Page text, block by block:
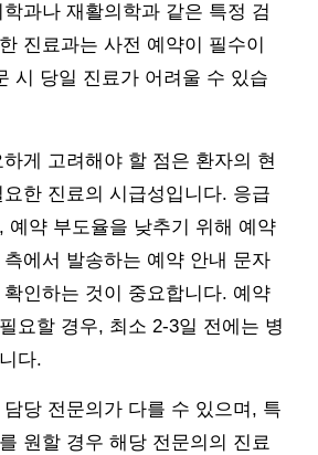
과나 재활의학과 같은 특정 검
진료과는 사전 예약이 필수이
시 당일 진료가 어려울 수 있습
게 고려해야 할 점은 환자의 현
한 진료의 시급성입니다. 응급
예약 부도율을 낮추기 위해 예약
에서 발송하는 예약 안내 문자
인하는 것이 중요합니다. 예약
요할 경우, 최소 2-3일 전에는 병
다.
당 전문의가 다를 수 있으며, 특
원할 경우 해당 전문의의 진료